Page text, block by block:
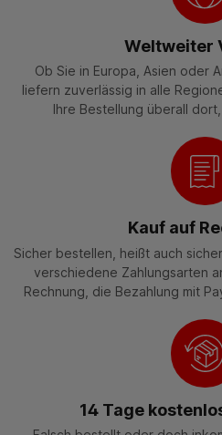
Weltweiter
Ob Sie in Europa, Asien oder
liefern zuverlässig in alle
Ihre Bestellung überall
Kauf auf
Sicher bestellen, heißt auch
verschiedene Zahlungsarten
Rechnung, die Bezahlung mit
14 Tage